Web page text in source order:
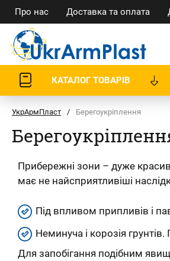
Про нас Доставка та оплата
КАТАЛОГ ТОВАРІВ
УкрАрмПласт / Берегоукріплення
Прибережні зони – дуже
має не найсприятливіші
Під впливом припливів і
Неминуча і корозія
Для запобігання подібним